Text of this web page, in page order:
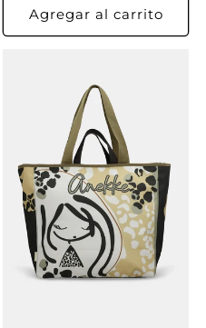
oferta
Agregar al carrito